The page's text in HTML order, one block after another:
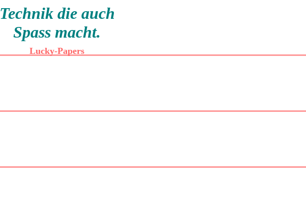
Technik die auch
Spass macht.
Lucky-Papers